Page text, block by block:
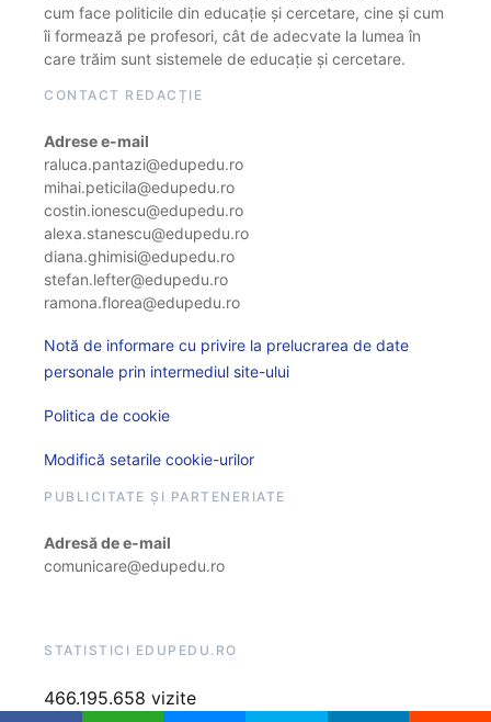
cum face politicile din educație și cercetare, cine și cum
îi formează pe profesori, cât de adecvate la lumea în
care trăim sunt sistemele de educație și cercetare.
CONTACT REDACȚIE
Adrese e-mail
raluca.pantazi@edupedu.ro
mihai.peticila@edupedu.ro
costin.ionescu@edupedu.ro
alexa.stanescu@edupedu.ro
diana.ghimisi@edupedu.ro
stefan.lefter@edupedu.ro
ramona.florea@edupedu.ro
Notă de informare cu privire la prelucrarea de date
personale prin intermediul site-ului
Politica de cookie
Modifică setarile cookie-urilor
PUBLICITATE ȘI PARTENERIATE
Adresă de e-mail
comunicare@edupedu.ro
STATISTICI EDUPEDU.RO
466.195.658 vizite